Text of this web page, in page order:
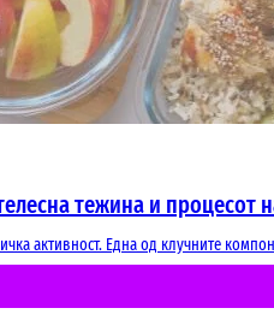
тежина и процесот
активност. Една од клучните